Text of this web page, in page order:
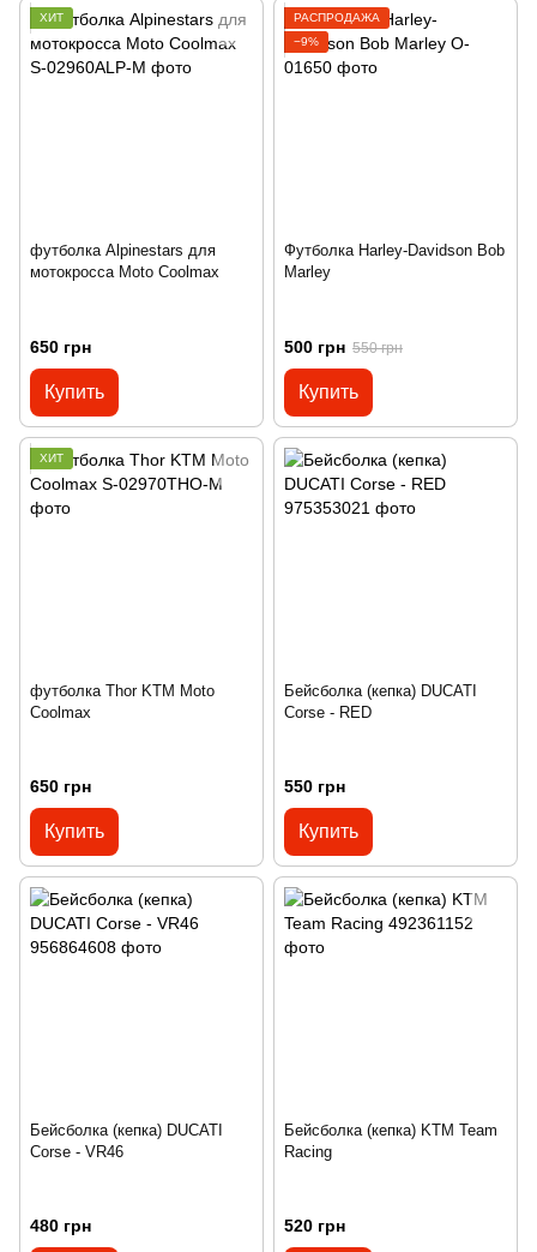
ХИТ
футболка Alpinestars для
мотокросса Moto Coolmax
650 грн
Купить
РАСПРОДАЖА
−9%
Футболка Harley-Davidson Bob
Marley
500 грн 550 грн
Купить
ХИТ
футболка Thor KTM Moto
Coolmax
650 грн
Купить
Бейсболка (кепка) DUCATI
Corse - RED
550 грн
Купить
Бейсболка (кепка) DUCATI
Corse - VR46
480 грн
Бейсболка (кепка) KTM Team
Racing
520 грн